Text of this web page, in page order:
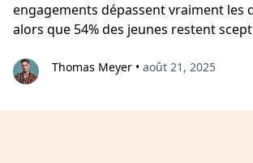
engagements dépassent vraiment les
alors que 54% des jeunes restent
Thomas Meyer • août 21, 2025